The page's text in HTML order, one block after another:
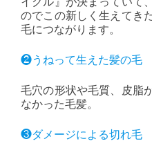
のでこの新しく生えてき
毛につながります。
❷うねって生えた髪の毛
毛穴の形状や毛質、皮脂
なかった毛髪。
❸ダメージによる切れ毛